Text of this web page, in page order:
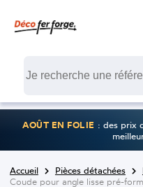
AOÛT EN FOLIE : des prix
Accueil Pièces détachées
Coude pour angle lisse pré-